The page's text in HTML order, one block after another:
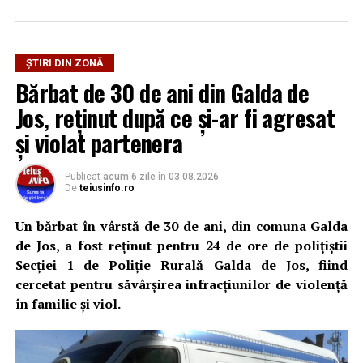
ȘTIRI DIN ZONĂ
Bărbat de 30 de ani din Galda de
Jos, reținut după ce și-ar fi agresat
și violat partenera
Publicat acum 6 zile în 03.08.2026
De teiusinfo.ro
Un bărbat în vârstă de 30 de ani, din comuna Galda
de Jos, a fost reținut pentru 24 de ore de polițiștii
Secției 1 de Poliție Rurală Galda de Jos, fiind
cercetat pentru săvârșirea infracțiunilor de violență
în familie și viol.